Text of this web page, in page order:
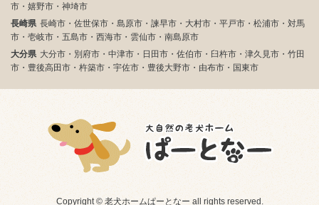
市・嬉野市・神埼市
長崎県 長崎市・佐世保市・島原市・諫早市・大村市・平戸市・松浦市・対馬
市・壱岐市・五島市・西海市・雲仙市・南島原市
大分県 大分市・別府市・中津市・日田市・佐伯市・臼杵市・津久見市・竹田
市・豊後高田市・杵築市・宇佐市・豊後大野市・由布市・国東市
Copyright © 老犬ホームぱーとなー all rights reserved.